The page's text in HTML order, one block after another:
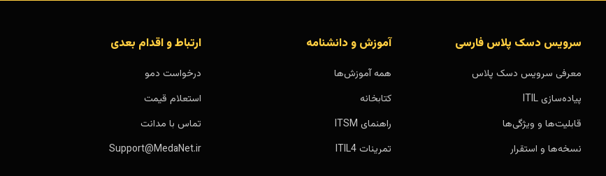
سرویس دسک پلاس فارسی
معرفی سرویس دسک پلاس
پیاده‌سازی ITIL
قابلیت‌ها و ویژگی‌ها
نسخه‌ها و استقرار
آموزش و دانشنامه
همه آموزش‌ها
کتابخانه
راهنمای ITSM
تمرینات ITIL4
ارتباط و اقدام بعدی
درخواست دمو
استعلام قیمت
تماس با مدانت
Support@MedaNet.ir